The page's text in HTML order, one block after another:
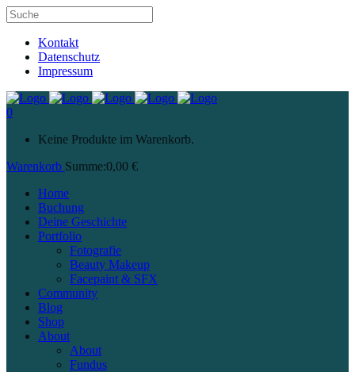
Kontakt
Datenschutz
Impressum
0
Keine Produkte im Warenkorb.
Warenkorb Summe:0,00 €
Home
Buchung
Deine Geschichte
Portfolio
Fotografie
Beauty Makeup
Facepaint & SFX
Community
Blog
Shop
About
About
Fundus